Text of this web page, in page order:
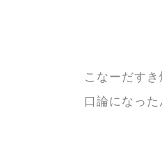
こなーだす
口論になっ